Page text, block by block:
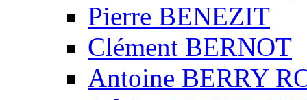
Pierre BENEZIT
Clément BERNOT
Antoine BERRY